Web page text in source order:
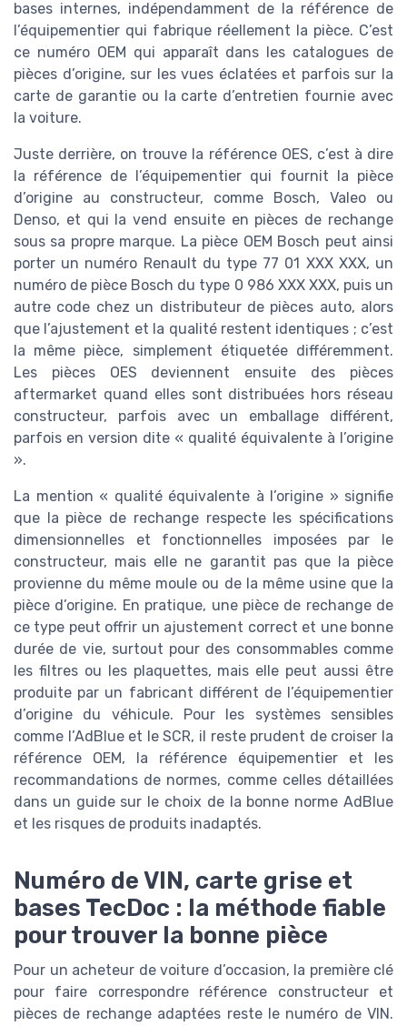
bases internes, indépendamment de la référence de
l’équipementier qui fabrique réellement la pièce. C’est
ce numéro OEM qui apparaît dans les catalogues de
pièces d’origine, sur les vues éclatées et parfois sur la
carte de garantie ou la carte d’entretien fournie avec
la voiture.
Juste derrière, on trouve la référence OES, c’est à dire
la référence de l’équipementier qui fournit la pièce
d’origine au constructeur, comme Bosch, Valeo ou
Denso, et qui la vend ensuite en pièces de rechange
sous sa propre marque. La pièce OEM Bosch peut ainsi
porter un numéro Renault du type 77 01 XXX XXX, un
numéro de pièce Bosch du type 0 986 XXX XXX, puis un
autre code chez un distributeur de pièces auto, alors
que l’ajustement et la qualité restent identiques ; c’est
la même pièce, simplement étiquetée différemment.
Les pièces OES deviennent ensuite des pièces
aftermarket quand elles sont distribuées hors réseau
constructeur, parfois avec un emballage différent,
parfois en version dite « qualité équivalente à l’origine
».
La mention « qualité équivalente à l’origine » signifie
que la pièce de rechange respecte les spécifications
dimensionnelles et fonctionnelles imposées par le
constructeur, mais elle ne garantit pas que la pièce
provienne du même moule ou de la même usine que la
pièce d’origine. En pratique, une pièce de rechange de
ce type peut offrir un ajustement correct et une bonne
durée de vie, surtout pour des consommables comme
les filtres ou les plaquettes, mais elle peut aussi être
produite par un fabricant différent de l’équipementier
d’origine du véhicule. Pour les systèmes sensibles
comme l’AdBlue et le SCR, il reste prudent de croiser la
référence OEM, la référence équipementier et les
recommandations de normes, comme celles détaillées
dans un guide sur le choix de la bonne norme AdBlue
et les risques de produits inadaptés.
Numéro de VIN, carte grise et
bases TecDoc : la méthode fiable
pour trouver la bonne pièce
Pour un acheteur de voiture d’occasion, la première clé
pour faire correspondre référence constructeur et
pièces de rechange adaptées reste le numéro de VIN.